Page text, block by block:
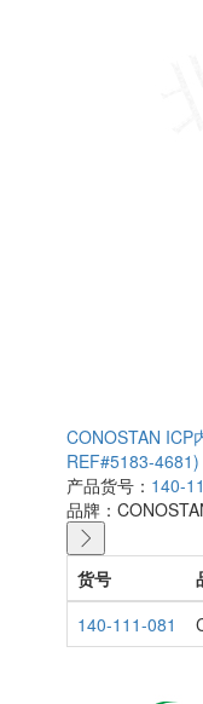
CONOSTAN ICP
REF#5183-
产品货号： 140-
品牌：
货号
140-111-081